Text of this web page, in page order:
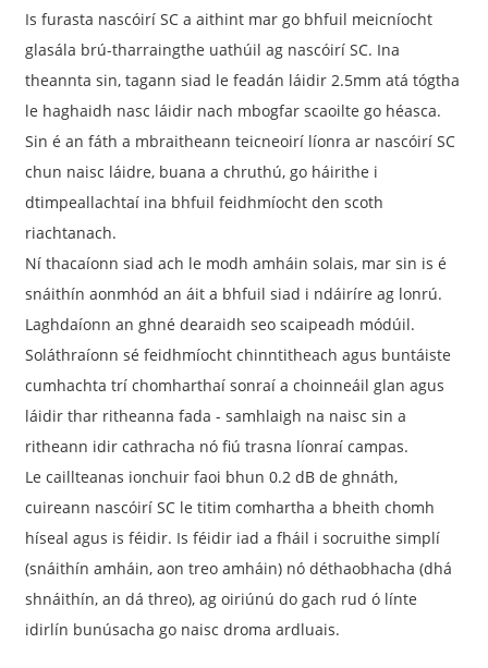
Is furasta nascóirí SC a aithint mar go bhfuil meicníocht
glasála brú-tharraingthe uathúil ag nascóirí SC. Ina
theannta sin, tagann siad le feadán láidir 2.5mm atá tógtha
le haghaidh nasc láidir nach mbogfar scaoilte go héasca.
Sin é an fáth a mbraitheann teicneoirí líonra ar nascóirí SC
chun naisc láidre, buana a chruthú, go háirithe i
dtimpeallachtaí ina bhfuil feidhmíocht den scoth
riachtanach.
Ní thacaíonn siad ach le modh amháin solais, mar sin is é
snáithín aonmhód an áit a bhfuil siad i ndáiríre ag lonrú.
Laghdaíonn an ghné dearaidh seo scaipeadh módúil.
Soláthraíonn sé feidhmíocht chinntitheach agus buntáiste
cumhachta trí chomharthaí sonraí a choinneáil glan agus
láidir thar ritheanna fada - samhlaigh na naisc sin a
ritheann idir cathracha nó fiú trasna líonraí campas.
Le caillteanas ionchuir faoi bhun 0.2 dB de ghnáth,
cuireann nascóirí SC le titim comhartha a bheith chomh
híseal agus is féidir. Is féidir iad a fháil i socruithe simplí
(snáithín amháin, aon treo amháin) nó déthaobhacha (dhá
shnáithín, an dá threo), ag oiriúnú do gach rud ó línte
idirlín bunúsacha go naisc droma ardluais.